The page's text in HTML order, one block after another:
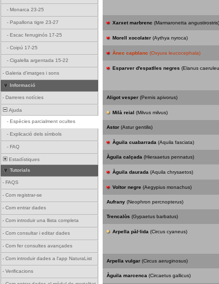
- Monarca 23-25
- Papallona tigre 23-27
- Escac ferruginós 17-25
- Coipú 17-25
- Cigalella argentada 15-22
- Galeria d'imatges i sons
Informació
- Darreres notícies
Ajuda
- Espècies parcialment ocultes
- Explicació dels símbols
- FAQ
Estadístiques
Tutorials
- FAQS
- Com registrar-se
- Com entrar dades
- Com introduir una llista completa
- Com consultar i editar dades
- Com fer consultes avançades
- Com introduir dades a l'app NaturaList
- Verificacions
Xarxet marbrenc (Marmaronetta
Morell xocolater (Aythya nyroca)
Ànec capblanc (Oxyura leucocephala)
Esparver d'espatlles negres (Elanus
Aligot vesper (Pernis apivorus)
Milà reial (Milvus milvus)
Astor (Astur gentilis)
Àguila cuabarrada (Aquila fasciata)
Àguila calçada (Hieraaetus pennatus)
Àguila daurada (Aquila chrysaetos)
Voltor negre (Aegypius monachus)
Aufrany (Neophron percnopterus)
Trencalòs (Gypaetus barbatus)
Arpella pàl·lida (Circus cyaneus)
Arpella vulgar (Circus aeruginosus)
Àguila marcenca (Circaetus gallicus)